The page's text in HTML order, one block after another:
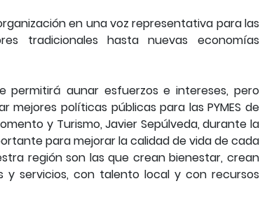
en una voz representativa para las
tradicionales hasta nuevas economías
permitirá aunar esfuerzos e intereses, pero
políticas públicas para las PYMES de
y Turismo, Javier Sepúlveda, durante la
para mejorar la calidad de vida de cada
región son las que crean bienestar, crean
servicios, con talento local y con recursos